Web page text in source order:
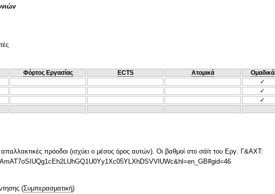
Φόρτος Εργασίας ECTS Ατομικά Ομαδικά
✓
✓
✓
απαλλακτικές πρόοδοι (ισχύει ο μέσος όρος αυτών). Οι βαθμοί στο σάϊτ του Εργ. Γ&ΑΧΤ:
(Συμπερασματική)